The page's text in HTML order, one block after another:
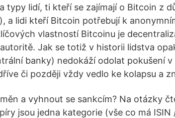
typy lidí, ti kteří se zajímají o Bitcoin z
a lidi kteří Bitcoin potřebují k
vlastností Bitcoinu je
Jak se totiž v historii lidstva
banky) nedokáží odolat pokušení v
či později vždy vedlo ke kolapsu a
a vyhnout se sankcím? Na otázky
jsou jedna kategorie (vše co má ISIN